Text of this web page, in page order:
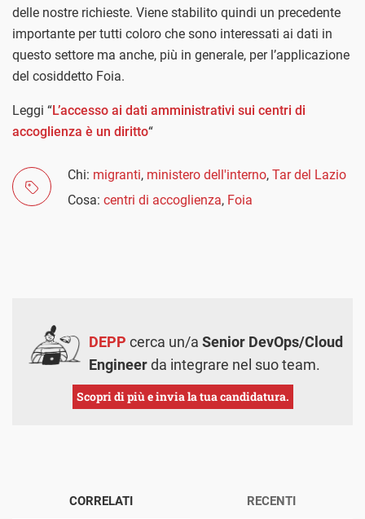
delle nostre richieste. Viene stabilito quindi un precedente
importante per tutti coloro che sono interessati ai dati in
questo settore ma anche, più in generale, per l’applicazione
del cosiddetto Foia.
Leggi “L’accesso ai dati amministrativi sui centri di
accoglienza è un diritto“
Chi: migranti, ministero dell'interno, Tar del Lazio
Cosa: centri di accoglienza, Foia
DEPP cerca un/a Senior DevOps/Cloud
Engineerda integrare nel suo team.
Scopri di più e invia la tua candidatura.
CORRELATI RECENTI